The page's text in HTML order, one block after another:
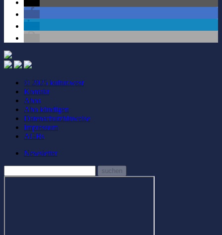
© 2025 kultur.west
Kontakt
Abos
Abo kündigen
Datenschutzhinweise
Impressum
AGBs
Newsletter